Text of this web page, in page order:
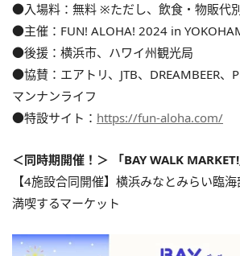
●入場料：無料 ※ただし、飲食・物販代
●主催：FUN! ALOHA! 2024 in
●後援：横浜市、ハワイ州観光局
●協賛：エアトリ、JTB、DREAMBEER、
マンナンライフ
●特設サイト： https://fun-aloha.com/
＜同時期開催！＞ 「BAY WALK MARKET!
【4施設合同開催】横浜みなとみらい臨
満喫するマーケット